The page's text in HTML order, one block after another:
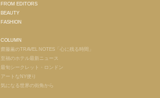
FROM EDITORS
BEAUTY
FASHION
COLUMN
齋藤薫のTRAVEL NOTES「心に残る時間」
至福のホテル最新ニュース
最旬シークレット・ロンドン
アートなNY便り
気になる世界の街角から